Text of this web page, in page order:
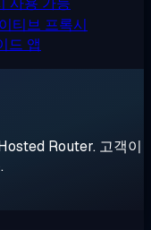
티브 프록시
드 앱
Router. 고객이